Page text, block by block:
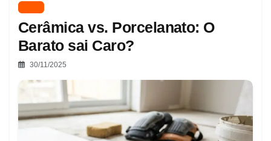
Cerâmica vs. Porcelanato: O
Barato sai Caro?
30/11/2025